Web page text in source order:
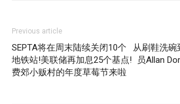
Previous article
SEPTA将在周末陆续关闭10个
地铁站!美联储再加息25个基点!
费郊小贩村的年度草莓节来啦
从刷鞋洗碗
员Allan